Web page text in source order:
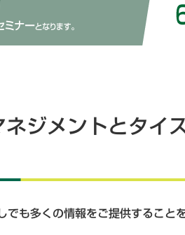
ジメントとタイ
も多くの情報をご提供すること